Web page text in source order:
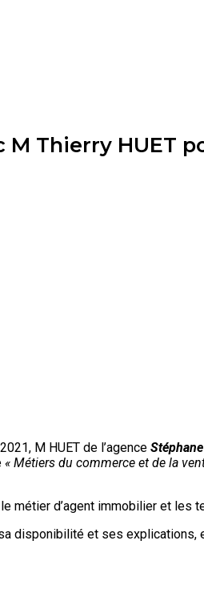
M Thierry HUET
M HUET de l’agence
« Métiers du commerce et de la
métier d’agent immobilier et les
disponibilité et ses explications,